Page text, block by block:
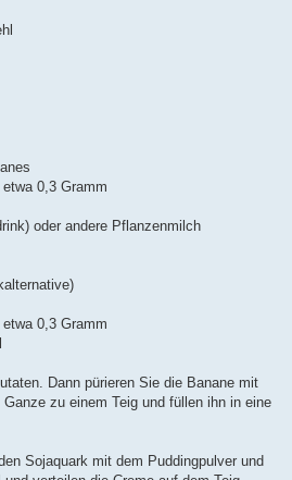
0,3 Gramm
oder andere Pflanzenmilch
0,3 Gramm
Dann pürieren Sie die Banane mit
zu einem Teig und füllen ihn in eine
Sojaquark mit dem Puddingpulver und